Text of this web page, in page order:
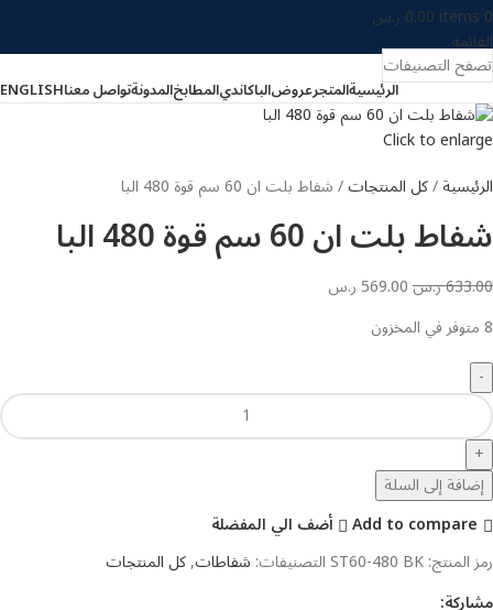
0
items
0.00 ر.س
القائمة
تصفح التصنيفات
الرئيسيةالمتجرعروضالباكانديالمطابخالمدونةتواصل معناENGLISH
Click to enlarge
الرئيسية كل المنتجات شفاط بلت ان 60 سم قوة 480 البا
شفاط بلت ان 60 سم قوة 480 البا
633.00ر.س569.00ر.س
8 متوفر في المخزون
إضافة إلى السلة
Add to compare
أضف الي المفضلة
رمز المنتج:ST60-480 BKالتصنيفات: شفاطات,كل المنتجات
مشاركة: